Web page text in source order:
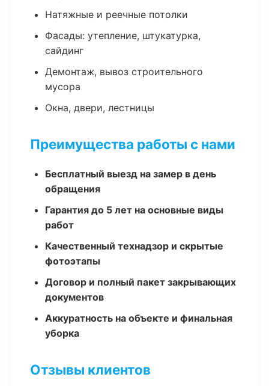
Натяжные и реечные потолки
Фасады: утепление, штукатурка,
сайдинг
Демонтаж, вывоз строительного
мусора
Окна, двери, лестницы
Преимущества работы с нами
Бесплатный выезд на замер в день
обращения
Гарантия до 5 лет на основные виды
работ
Качественный технадзор и скрытые
фотоэтапы
Договор и полный пакет закрывающих
документов
Аккуратность на объекте и финальная
уборка
Отзывы клиентов